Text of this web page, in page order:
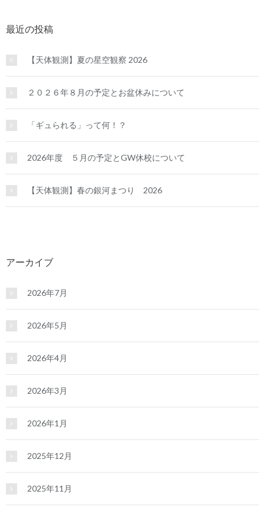
最近の投稿
【天体観測】夏の星空観察 2026
２０２６年８月の予定とお盆休みについて
「ギュられる」って何！？
2026年度 ５月の予定とGW休校について
【天体観測】春の銀河まつり 2026
アーカイブ
2026年7月
2026年5月
2026年4月
2026年3月
2026年1月
2025年12月
2025年11月